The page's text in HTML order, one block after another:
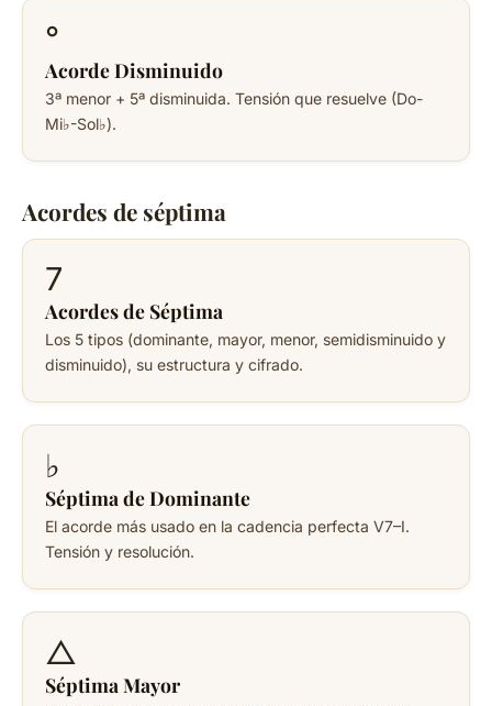
°
Acorde Disminuido
3ª menor + 5ª disminuida. Tensión que resuelve (Do-
Mi♭-Sol♭).
Acordes de séptima
7
Acordes de Séptima
Los 5 tipos (dominante, mayor, menor, semidisminuido y
disminuido), su estructura y cifrado.
♭
Séptima de Dominante
El acorde más usado en la cadencia perfecta V7–I.
Tensión y resolución.
△
Séptima Mayor